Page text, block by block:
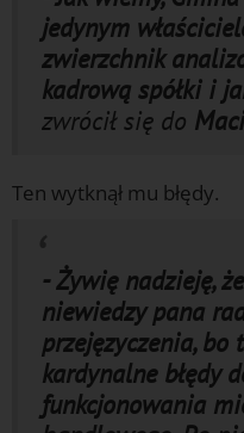
jedynym
zwierzchnik
kadrową spółki i
zwrócił się do
Ten wytknął mu błędy.
- Żywię nadzieję,
niewiedzy pana
przejęzyczenia,
kardynalne błędy
funkcjonowania